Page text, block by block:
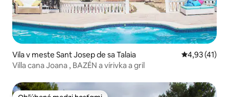
Vila v meste Sant Josep de sa Talaia Priemerné
4,93 (41)
Villa cana Joana , BAZÉN a vírivka a gril